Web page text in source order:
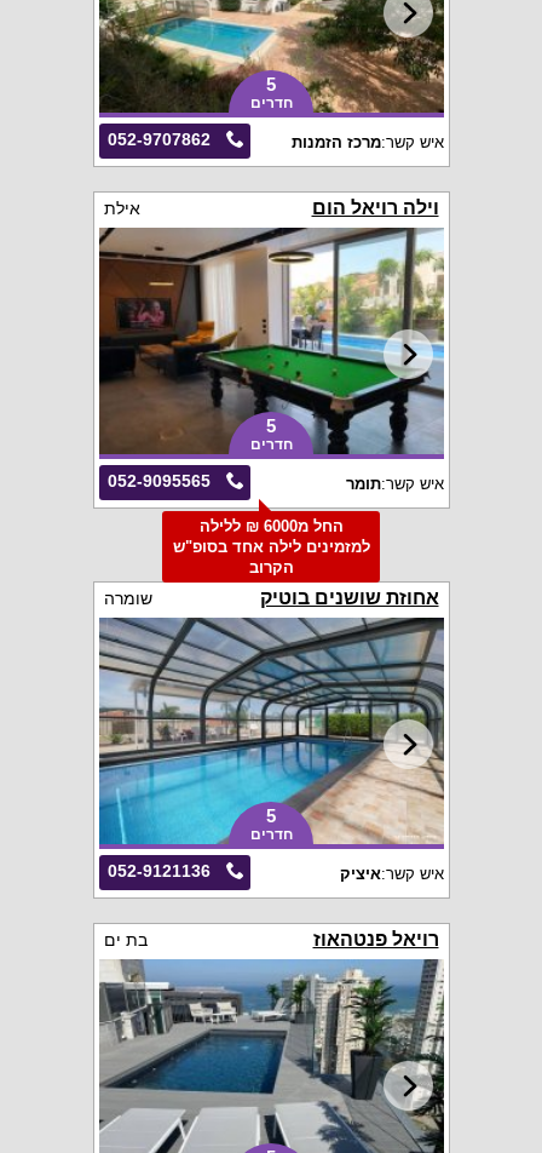
5
חדרים
052-9707862 איש קשר:מרכז הזמנות
וילה רויאל הום אילת
5
חדרים
052-9095565 איש קשר:תומר
החל מ6000 ₪ ללילה
למזמינים לילה אחד בסופ"ש
הקרוב
אחוזת שושנים בוטיק שומרה
5
חדרים
052-9121136 איש קשר:איציק
רויאל פנטהאוז בת ים